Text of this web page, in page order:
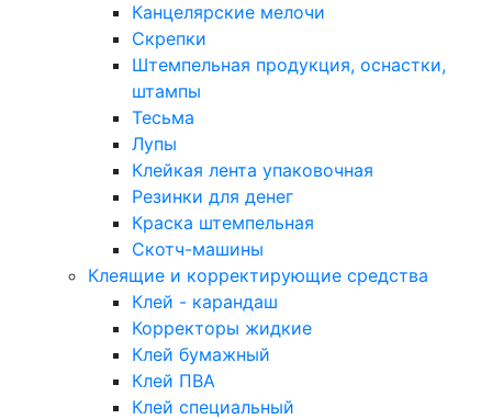
Канцелярские мелочи
Скрепки
Штемпельная продукция, оснастки,
штампы
Тесьма
Лупы
Клейкая лента упаковочная
Резинки для денег
Краска штемпельная
Скотч-машины
Клеящие и корректирующие средства
Клей - карандаш
Корректоры жидкие
Клей бумажный
Клей ПВА
Клей специальный